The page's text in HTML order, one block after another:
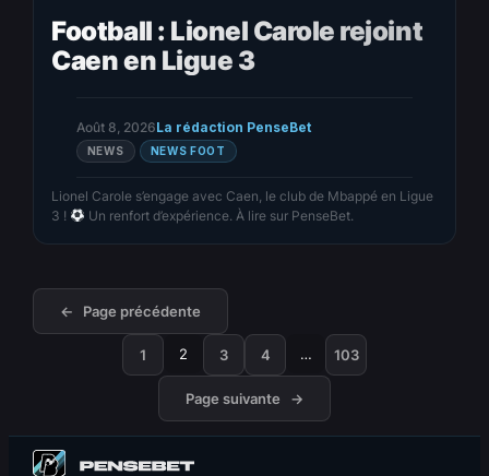
Football : Lionel Carole rejoint
Caen en Ligue 3
Août 8, 2026La rédaction PenseBet
NEWS NEWS FOOT
Lionel Carole s’engage avec Caen, le club de Mbappé en Ligue
3 !
Un renfort d’expérience. À lire sur PenseBet.
← Page précédente
1 2 3 4 … 103
Page suivante →